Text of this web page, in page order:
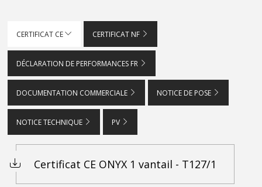
CERTIFICAT CE CERTIFICAT NF
DÉCLARATION DE PERFORMANCES FR
DOCUMENTATION COMMERCIALE NOTICE DE POSE
NOTICE TECHNIQUE PV
Certificat CE ONYX 1 vantail - T127/1